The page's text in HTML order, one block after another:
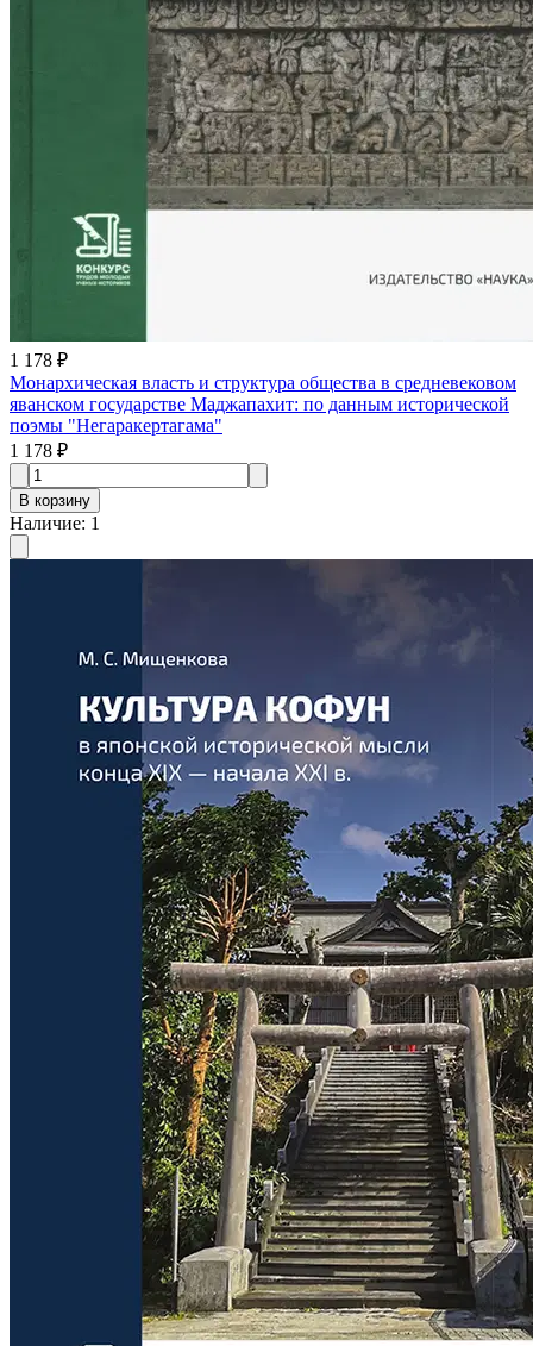
1 178 ₽
Монархическая власть и структура общества в средневековом
яванском государстве Маджапахит: по данным исторической
поэмы "Негаракертагама"
1 178 ₽
В корзину
Наличие: 1